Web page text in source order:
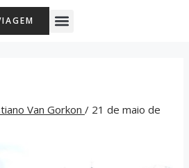
Menu
Van Gorkon/ 21 de maio de